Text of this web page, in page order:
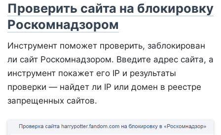
Проверить сайта на блокировку
Роскомнадзором
Инструмент поможет проверить, заблокирован
ли сайт Роскомнадзором. Введите адрес сайта, а
инструмент покажет его IP и результаты
проверки — найдет ли IP или домен в реестре
запрещенных сайтов.